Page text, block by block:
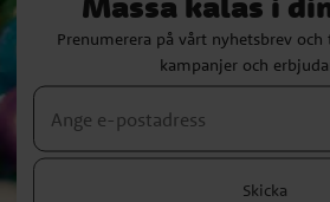
Prenumerera på vårt nyhetsbrev
kampanjer och
Skicka